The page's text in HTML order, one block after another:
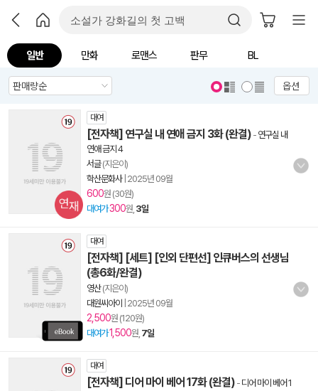
일반 만화 로맨스 판무 BL
옵션
대여
[전자책] 연구실 내 연애 금지 3화 (완결) - 연구실 내
연애 금지 4
서글(지은이)
학산문화사| 2025년 09월
600원 (30원)
대여가300원, 3일
대여
[전자책] [세트] [인외 단편선] 인큐버스의 선생님
(총6화/완결)
영산(지은이)
대원씨아이
2025년 09월
2,500원 (120원)
대여가1,500원, 7일
대여
[전자책] 디어 마이 베어 17화 (완결) - 디어 마이 베어 1